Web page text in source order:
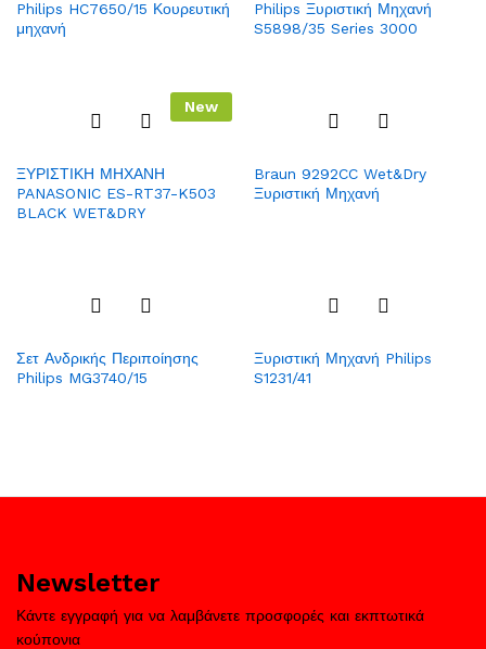
to
Philips HC7650/15 Κουρευτική
μηχανή
to
Wish
Philips Ξυριστική Μηχανή
S5898/35 Series 3000
New
to
Wish
list
ΞΥΡΙΣΤΙΚΗ ΜΗΧΑΝΗ
PANASONIC ES-RT37-K503
BLACK WET&DRY
to
Wish
Braun 9292CC Wet&Dry
Ξυριστική Μηχανή
to
Wish
Σετ Ανδρικής Περιποίησης
Philips MG3740/15
to
Ξυριστική Μηχανή Philips
S1231/41
Newsletter
Κάντε εγγραφή για να λαμβάνετε προσφορές και εκπτωτικά
κούπονια